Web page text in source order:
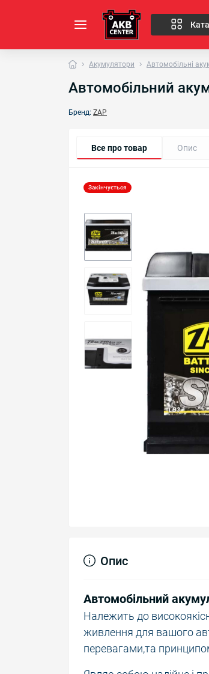
Акумулятори Автомобільні
Автомобільний
Бренд: ZAP
Все про товар Опис
Закінчується
Опис
Автомобільний
Належить до
живлення для вашого
перевагами,та